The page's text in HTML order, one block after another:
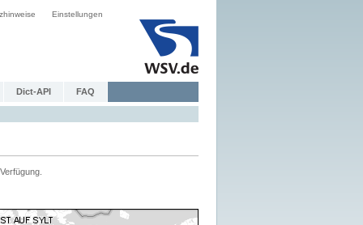
Einstellungen
Dict-API FAQ